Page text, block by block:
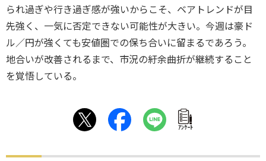
られ過ぎや行き過ぎ感が強いからこそ、ベアトレンドが目
先強く、一気に否定できない可能性が大きい。今週は豪ド
ル／円が強くても安値圏での保ち合いに留まるであろう。
地合いが改善されるまで、市況の紆余曲折が継続すること
を覚悟している。
ｱﾝｹｰﾄ